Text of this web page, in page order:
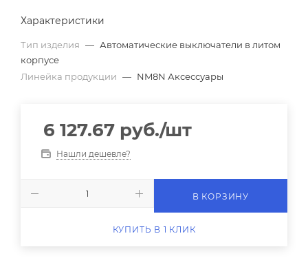
Характеристики
Тип изделия — Автоматические выключатели в литом
корпусе
Линейка продукции — NM8N Аксессуары
6 127.67 руб./шт
Нашли дешевле?
В КОРЗИНУ
КУПИТЬ В 1 КЛИК